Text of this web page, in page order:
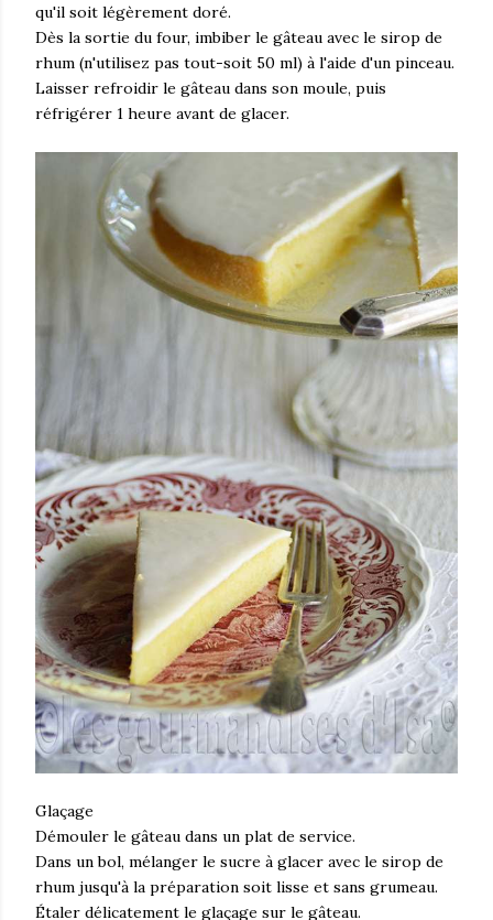
qu'il soit légèrement doré.
Dès la sortie du four, imbiber le gâteau avec le sirop de
rhum (n'utilisez pas tout-soit 50 ml) à l'aide d'un pinceau.
Laisser refroidir le gâteau dans son moule, puis
réfrigérer 1 heure avant de glacer.
Glaçage
Démouler le gâteau dans un plat de service.
Dans un bol, mélanger le sucre à glacer avec le sirop de
rhum jusqu'à la préparation soit lisse et sans grumeau.
Étaler délicatement le glaçage sur le gâteau.